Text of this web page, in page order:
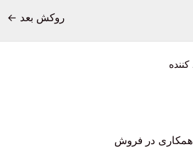
روکش بعد ←
همکاری در فروش